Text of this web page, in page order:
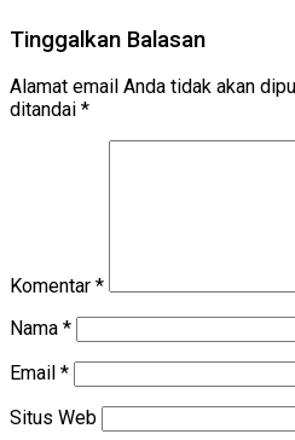
Tinggalkan Balasan
Alamat email Anda tidak akan
ditandai *
Komentar *
Nama *
Email *
Situs Web